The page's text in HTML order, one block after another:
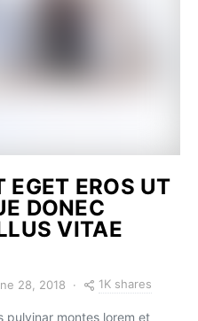
EGET EROS UT
DONEC
VITAE
28, 2018 1K shares
pulvinar montes lorem et